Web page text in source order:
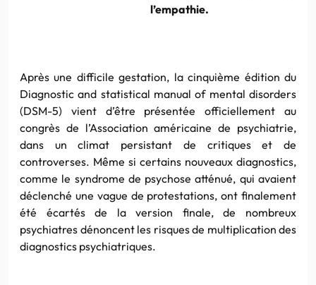
l’empathie.
Après une difficile gestation, la cinquième édition du
Diagnostic and statistical manual ofmentaldisorders
(DSM-5) vient d’être présentée officiellement au
congrès de l’Association américaine de psychiatrie,
dans un climat persistant de critiques et de
controverses. Même si certains nouveaux diagnostics,
comme le syndrome de psychose atténué, qui avaient
déclenché une vague de protestations, ont finalement
été écartés de la version finale, de nombreux
psychiatres dénoncent les risques de multiplication des
diagnostics psychiatriques.